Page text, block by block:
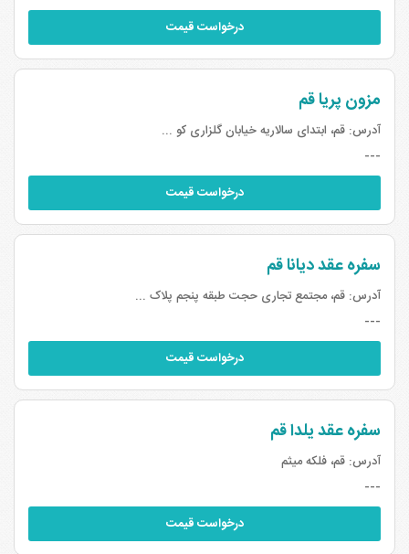
درخواست قیمت
مزون پریا قم
آدرس: قم، ابتدای سالاریه خیابان گلزاری کو ...
---
درخواست قیمت
سفره عقد دیانا قم
آدرس: قم، مجتمع تجاری حجت طبقه پنجم پلاک ...
---
درخواست قیمت
سفره عقد یلدا قم
آدرس: قم، فلکه میثم
---
درخواست قیمت